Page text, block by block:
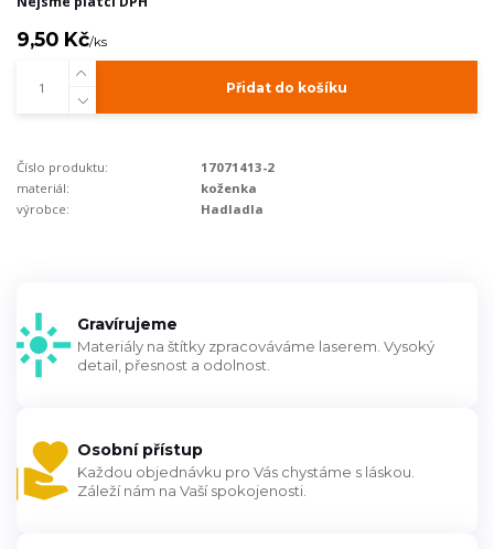
9,50 Kč/ks
Přidat do košíku
Číslo produktu:
17071413-2
materiál:
koženka
výrobce:
Hadladla
Gravírujeme
Materiály na štítky zpracováváme laserem. Vysoký
detail, přesnost a odolnost.
Osobní přístup
Každou objednávku pro Vás chystáme s láskou.
Záleží nám na Vaší spokojenosti.